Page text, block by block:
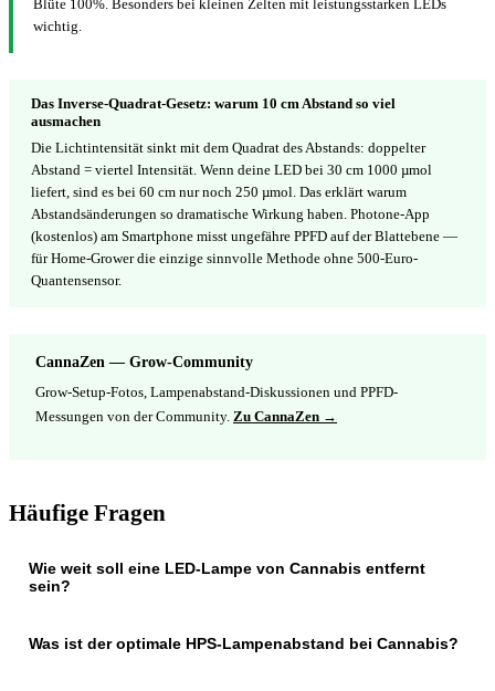
Blüte 100%. Besonders bei kleinen Zelten mit leistungsstarken LEDs
wichtig.
Das Inverse-Quadrat-Gesetz: warum 10 cm Abstand so viel
ausmachen
Die Lichtintensität sinkt mit dem Quadrat des Abstands: doppelter
Abstand = viertel Intensität. Wenn deine LED bei 30 cm 1000 µmol
liefert, sind es bei 60 cm nur noch 250 µmol. Das erklärt warum
Abstandsänderungen so dramatische Wirkung haben. Photone-App
(kostenlos) am Smartphone misst ungefähre PPFD auf der Blattebene —
für Home-Grower die einzige sinnvolle Methode ohne 500-Euro-
Quantensensor.
CannaZen — Grow-Community
Grow-Setup-Fotos, Lampenabstand-Diskussionen und PPFD-
Messungen von der Community. Zu CannaZen →
Häufige Fragen
Wie weit soll eine LED-Lampe von Cannabis entfernt
sein?
Was ist der optimale HPS-Lampenabstand bei Cannabis?